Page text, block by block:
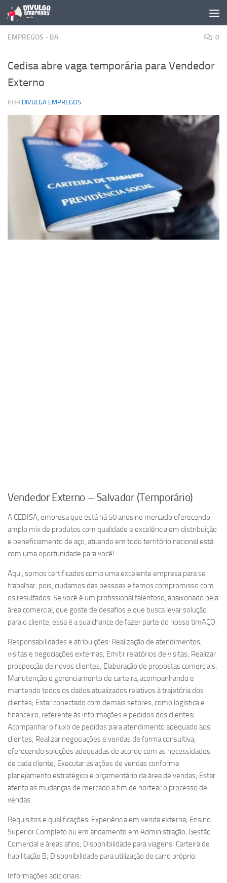
Skip to content
EMPREGOS - BA 0
Cedisa abre vaga temporária para Vendedor
Externo
POR DIVULGA EMPREGOS
Vendedor Externo – Salvador (Temporário)
A CEDISA, empresa que está há 50 anos no mercado oferecendo
amplo mix de produtos com qualidade e excelência em distribuição
e beneficiamento de aço, atuando em todo território nacional está
com uma oportunidade para você!
Aqui, somos certificados como uma excelente empresa para se
trabalhar, pois, cuidamos das pessoas e temos compromisso com
os resultados. Se você é um profissional talentoso, apaixonado pela
área comercial, que goste de desafios e que busca levar solução
para o cliente, essa é a sua chance de fazer parte do nosso timAÇO.
Responsabilidades e atribuições: Realização de atendimentos,
visitas e negociações externas; Emitir relatórios de visitas; Realizar
prospecção de novos clientes; Elaboração de propostas comerciais;
Manutenção e gerenciamento de carteira, acompanhando e
mantendo todos os dados atualizados relativos à trajetória dos
clientes; Estar conectado com demais setores, como logística e
financeiro, referente às informações e pedidos dos clientes;
Acompanhar o fluxo de pedidos para atendimento adequado aos
clientes; Realizar negociações e vendas de forma consultiva,
oferecendo soluções adequadas de acordo com as necessidades
de cada cliente; Executar as ações de vendas conforme
planejamento estratégico e orçamentário da área de vendas; Estar
atento as mudanças de mercado a fim de nortear o processo de
vendas.
Requisitos e qualificações: Experiência em venda externa; Ensino
Superior Completo ou em andamento em Administração, Gestão
Comercial e áreas afins; Disponibilidade para viagens; Carteira de
habilitação B; Disponibilidade para utilização de carro próprio.
Informações adicionais: